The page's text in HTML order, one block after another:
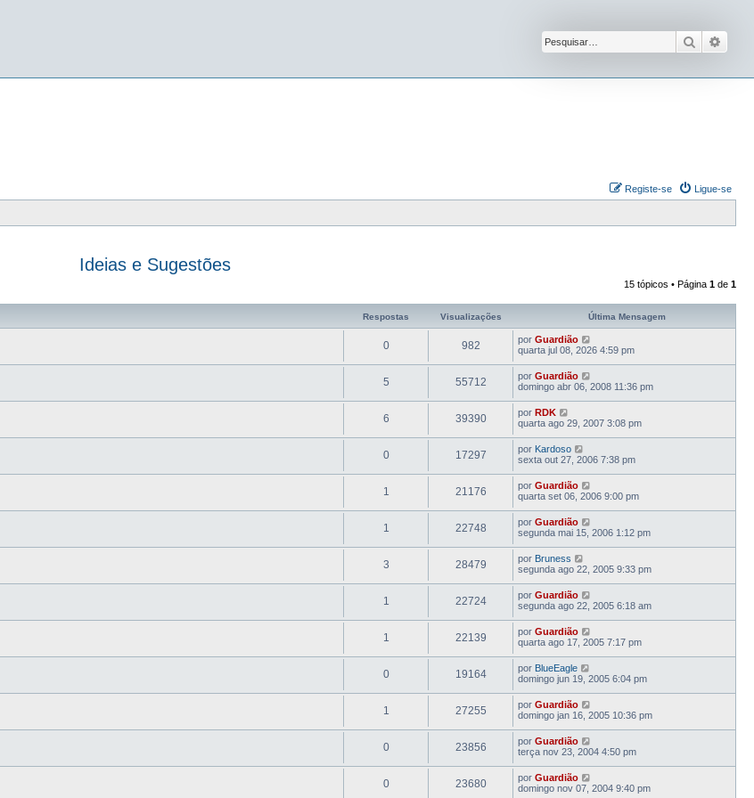
Pesquisar
Ligue-se
Registe-se
Ideias e Sugestões
15 tópicos • Página 1 de 1
Respostas Visualizações Última Mensagem
0 982 por Guardião
quarta jul 08, 2026 4:59 pm
5 55712 por Guardião
domingo abr 06, 2008 11:36 pm
6 39390 por RDK
quarta ago 29, 2007 3:08 pm
0 17297 por Kardoso
sexta out 27, 2006 7:38 pm
1 21176 por Guardião
quarta set 06, 2006 9:00 pm
1 22748 por Guardião
segunda mai 15, 2006 1:12 pm
3 28479 por Bruness
segunda ago 22, 2005 9:33 pm
1 22724 por Guardião
segunda ago 22, 2005 6:18 am
1 22139 por Guardião
quarta ago 17, 2005 7:17 pm
0 19164 por BlueEagle
domingo jun 19, 2005 6:04 pm
1 27255 por Guardião
domingo jan 16, 2005 10:36 pm
0 23856 por Guardião
terça nov 23, 2004 4:50 pm
0 23680 por Guardião
domingo nov 07, 2004 9:40 pm